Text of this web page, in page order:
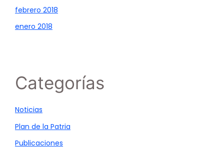
febrero 2018
enero 2018
Categorías
Noticias
Plan de la Patria
Publicaciones